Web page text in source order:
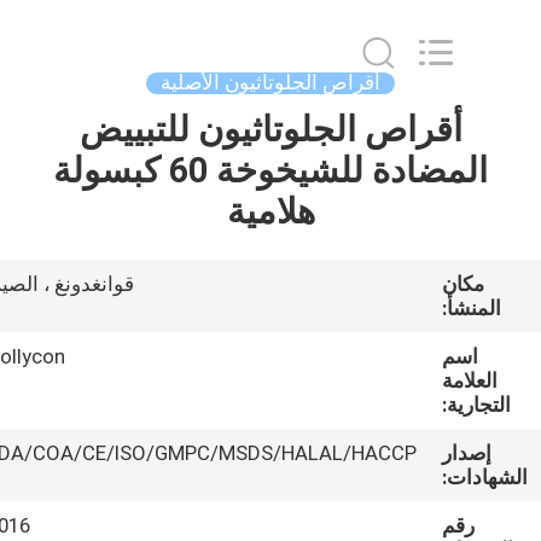
أشرطة
فيديو
حول
جولة
أقراص الجلوتاثيون الأصلية
أقراص الجلوتاثيون للتبييض
المضادة للشيخوخة 60 كبسولة
هلامية
مكان
المنشأ:
قوانغدونغ ، الصين
اسم
العلامة
التجارية:
Hollycon
إصدار
FDA/COA/CE/ISO/GMPC/MSDS/HALAL/HACCP
رقم
L016